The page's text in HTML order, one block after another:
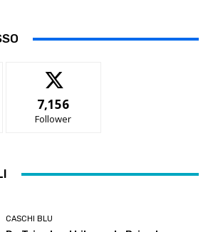
7,156
Follower
CASCHI BLU